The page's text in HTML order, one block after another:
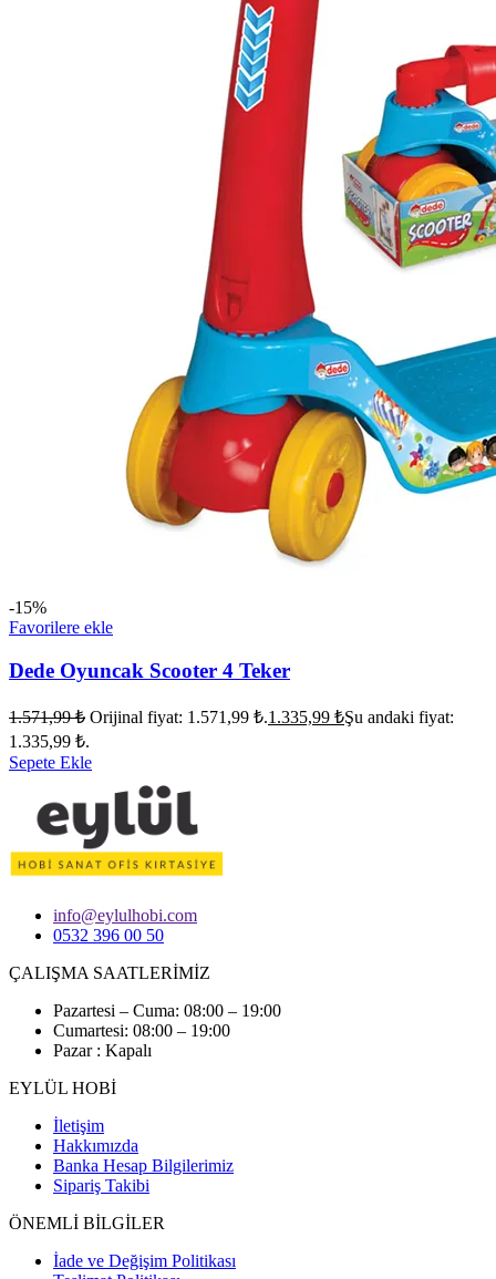
-15%
Favorilere ekle
Dede Oyuncak Scooter 4 Teker
1.571,99₺ Orijinal fiyat: 1.571,99 ₺.1.335,99 ₺Şu andaki fiyat:
1.335,99 ₺.
Sepete Ekle
info@eylulhobi.com
0532 396 00 50
ÇALIŞMA SAATLERİMİZ
Pazartesi – Cuma: 08:00 – 19:00
Cumartesi: 08:00 – 19:00
Pazar : Kapalı
EYLÜL HOBİ
İletişim
Hakkımızda
Banka Hesap Bilgilerimiz
Sipariş Takibi
ÖNEMLİ BİLGİLER
İade ve Değişim Politikası